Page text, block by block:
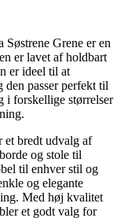
Grene er en
er lavet af holdbart
er ideel til at
den passer perfekt til
i forskellige størrelser
et bredt udvalg af
og stole til
til enhver stil og
og elegante
Med høj kvalitet
et godt valg for